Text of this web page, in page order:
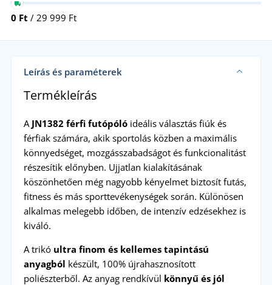
0 Ft / 29 999 Ft
Leírás és paraméterek
Termékleírás
A JN1382 férfi futópólóideális választás fiúk és
férfiak számára, akik sportolás közben a maximális
könnyedséget, mozgásszabadságot és funkcionalitást
részesítik előnyben. Ujjatlan kialakításának
köszönhetően még nagyobb kényelmet biztosít futás,
fitness és más sporttevékenységek során. Különösen
alkalmas melegebb időben, de intenzív edzésekhez is
kiváló.
A trikó ultra finom és kellemes tapintású
anyagból készült, 100% újrahasznosított
poliészterből. Az anyag rendkívül könnyű és jól